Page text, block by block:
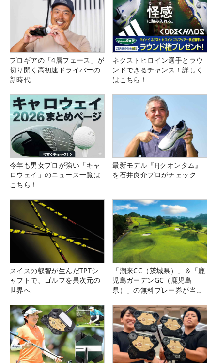
プロギアの「4層フェース」が
切り開く高初速ドライバーの
新時代
ネクストヒロイン選手とラウ
ンドできるチャンス！詳しく
はこちら！
今年も男女プロが強い「キャ
ロウェイ」のニュース一覧は
こちら！
最新モデル『FJクオンタム』
を石井良介プロがチェック
スイスの叡智が生んだTPTシ
ャフトで、ゴルフを異次元の
世界へ
「潮来CC（茨城県）」＆「鹿
児島ガーデンGC（鹿児島
県）」の無料プレー券が当た